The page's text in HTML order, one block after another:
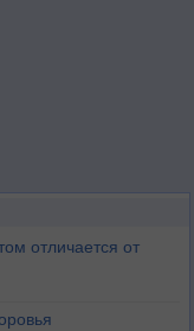
отличается от